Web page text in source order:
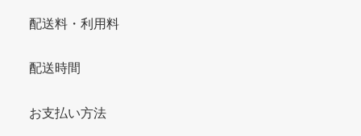
配送料・利用料
配送時間
お支払い方法